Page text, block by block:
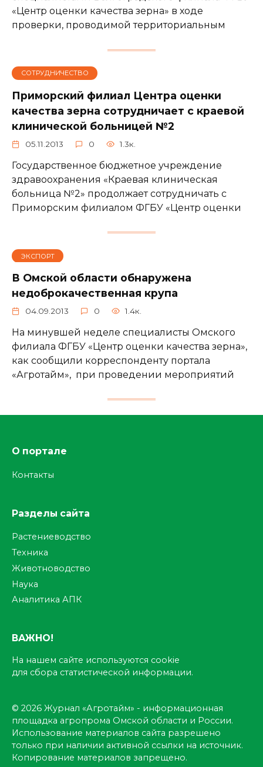
«Центр оценки качества зерна» в ходе
проверки, проводимой территориальным
СОТРУДНИЧЕСТВО
Приморский филиал Центра оценки
качества зерна сотрудничает с краевой
клинической больницей №2
05.11.2013 0 1.3к.
Государственное бюджетное учреждение
здравоохранения «Краевая клиническая
больница №2» продолжает сотрудничать с
Приморским филиалом ФГБУ «Центр оценки
ЭКСПОРТ
В Омской области обнаружена
недоброкачественная крупа
04.09.2013 0 1.4к.
На минувшей неделе специалисты Омского
филиала ФГБУ «Центр оценки качества зерна»,
как сообщили корреспонденту портала
«Агротайм», при проведении мероприятий
О портале
Контакты
Разделы сайта
Растениеводство
Техника
Животноводство
Наука
Аналитика АПК
ВАЖНО!
На нашем сайте используются cookie
для сбора статистической информации.
© 2026 Журнал «Агротайм» - информационная
площадка агропрома Омской области и России.
Использование материалов сайта разрешено
только при наличии активной ссылки на источник.
Копирование материалов запрещено.